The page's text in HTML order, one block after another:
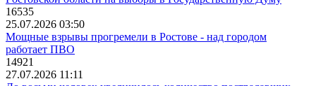
16535
25.07.2026 03:50
Мощные взрывы прогремели в Ростове - над городом
работает ПВО
14921
27.07.2026 11:11